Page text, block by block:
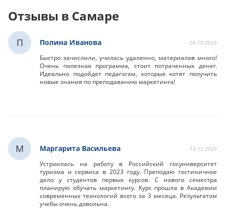
Отзывы в Самаре
П Полина Иванова 04.10.2023
Быстро зачислили, училась удаленно, материалов много!
Очень полезная программа, стоит потраченных денег.
Идеально подойдет педагогам, которые хотят получить
новые знания по преподаванию маркетинга!
М Маргарита Васильева 12.12.2023
Устроилась на работу в Российский госуниверситет
туризма и сервиса в 2023 году. Преподаю гостиничное
дело у студентов первых курсов. С нового семестра
планирую обучать маркетингу. Курс прошла в Академии
современных технологий всего за 3 месяца. Результатом
учебы очень довольна.